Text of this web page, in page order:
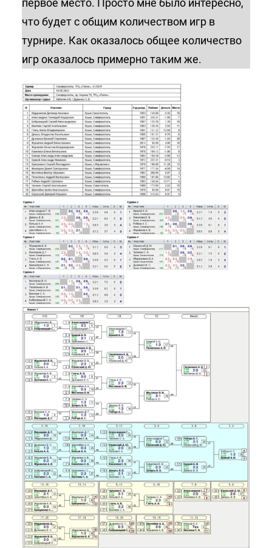
что будет с общим количеством игр в
турнире. Как оказалось общее количество
игр оказалось примерно таким же.